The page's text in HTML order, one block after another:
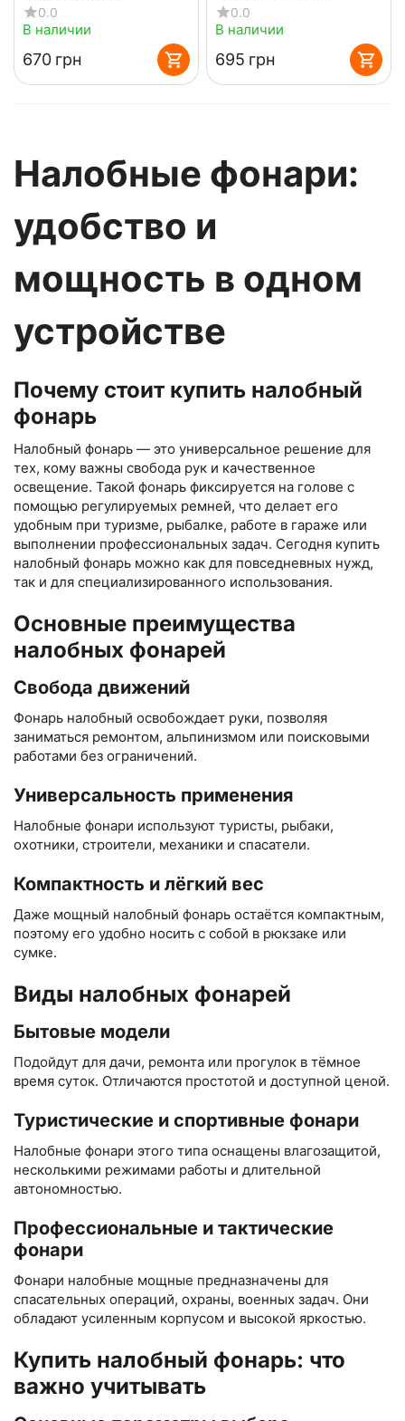
0.0
В наличии
‍670‍ грн
0.0
В наличии
‍695‍ грн
Налобные фонари:
удобство и
мощность в одном
устройстве
Почему стоит купить налобный
фонарь
Налобный фонарь — это универсальное решение для
тех, кому важны свобода рук и качественное
освещение. Такой фонарь фиксируется на голове с
помощью регулируемых ремней, что делает его
удобным при туризме, рыбалке, работе в гараже или
выполнении профессиональных задач. Сегодня купить
налобный фонарь можно как для повседневных нужд,
так и для специализированного использования.
Основные преимущества
налобных фонарей
Свобода движений
Фонарь налобный освобождает руки, позволяя
заниматься ремонтом, альпинизмом или поисковыми
работами без ограничений.
Универсальность применения
Налобные фонари используют туристы, рыбаки,
охотники, строители, механики и спасатели.
Компактность и лёгкий вес
Даже мощный налобный фонарь остаётся компактным,
поэтому его удобно носить с собой в рюкзаке или
сумке.
Виды налобных фонарей
Бытовые модели
Подойдут для дачи, ремонта или прогулок в тёмное
время суток. Отличаются простотой и доступной ценой.
Туристические и спортивные фонари
Налобные фонари этого типа оснащены влагозащитой,
несколькими режимами работы и длительной
автономностью.
Профессиональные и тактические
фонари
Фонари налобные мощные предназначены для
спасательных операций, охраны, военных задач. Они
обладают усиленным корпусом и высокой яркостью.
Купить налобный фонарь: что
важно учитывать